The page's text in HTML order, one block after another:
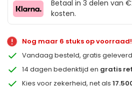
Betaal in 3 delen van
kosten.
Nog maar 6 stuks op voorraad!
Vandaag besteld, gratis
14 dagen bedenktijd en gratis
Kies voor zekerheid, net als